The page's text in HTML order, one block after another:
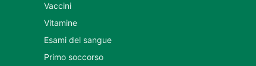
Vaccini
Vitamine
Esami del sangue
Primo soccorso